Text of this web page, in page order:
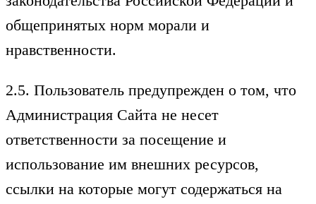
общепринятых норм морали и
нравственности.
2.5. Пользователь предупрежден о том, что
Администрация Сайта не несет
ответственности за посещение и
использование им внешних ресурсов,
ссылки на которые могут содержаться на